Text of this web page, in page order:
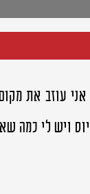
עוזב את
ויש לי כמה